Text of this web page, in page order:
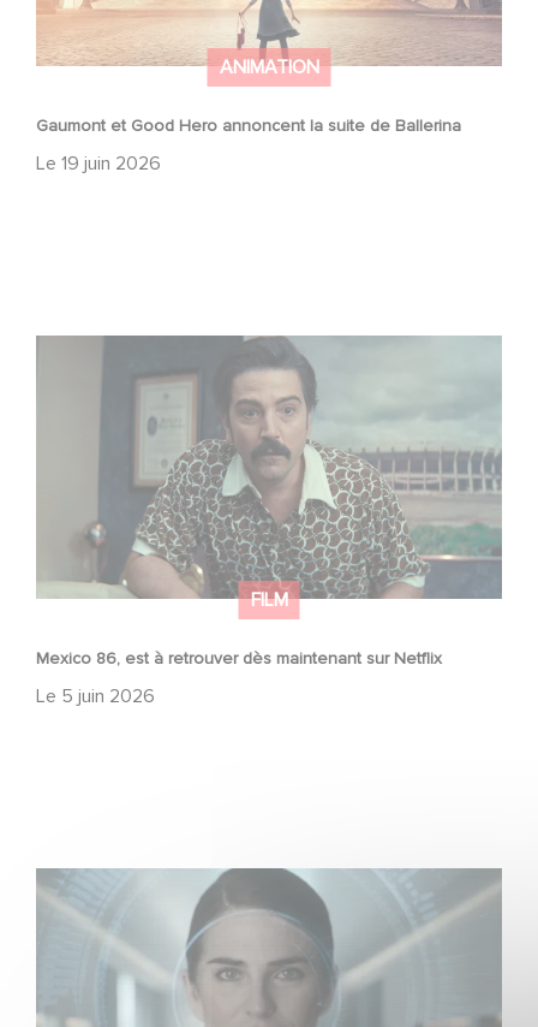
ANIMATION
Gaumont et Good Hero annoncent la suite de Ballerina
Le 19 juin 2026
FILM
Mexico 86, est à retrouver dès maintenant sur Netflix
Le 5 juin 2026
Mexico 86, est à retrouver dès maintenant sur Netflix
La nouvelle production Gaumont USA : « Futuro Desierto